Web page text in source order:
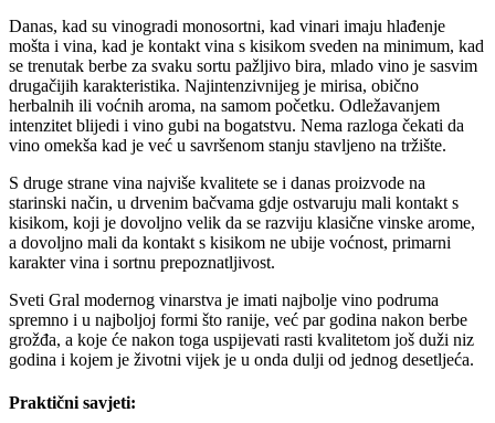
Danas, kad su vinogradi monosortni, kad vinari imaju hlađenje
mošta i vina, kad je kontakt vina s kisikom sveden na minimum, kad
se trenutak berbe za svaku sortu pažljivo bira, mlado vino je sasvim
drugačijih karakteristika. Najintenzivnijeg je mirisa, obično
herbalnih ili voćnih aroma, na samom početku. Odležavanjem
intenzitet blijedi i vino gubi na bogatstvu. Nema razloga čekati da
vino omekša kad je već u savršenom stanju stavljeno na tržište.
S druge strane vina najviše kvalitete se i danas proizvode na
starinski način, u drvenim bačvama gdje ostvaruju mali kontakt s
kisikom, koji je dovoljno velik da se razviju klasične vinske arome,
a dovoljno mali da kontakt s kisikom ne ubije voćnost, primarni
karakter vina i sortnu prepoznatljivost.
Sveti Gral modernog vinarstva je imati najbolje vino podruma
spremno i u najboljoj formi što ranije, već par godina nakon berbe
grožđa, a koje će nakon toga uspijevati rasti kvalitetom još duži niz
godina i kojem je životni vijek je u onda dulji od jednog desetljeća.
Praktični savjeti: